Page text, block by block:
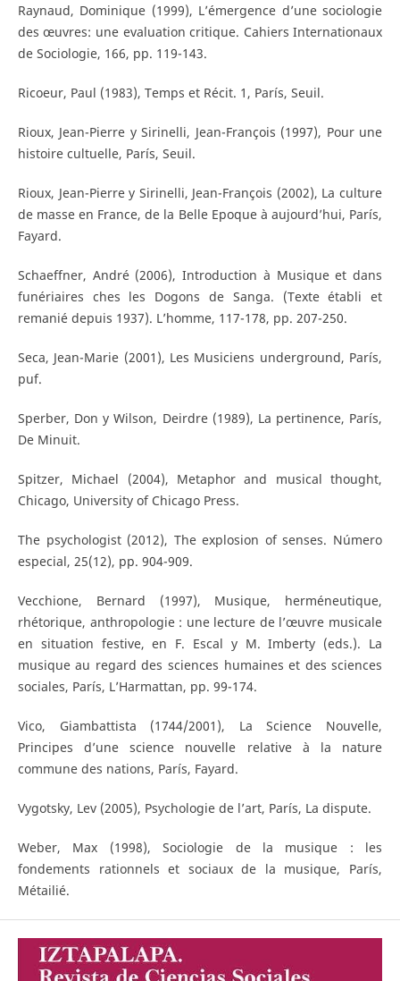
Raynaud, Dominique (1999), L’émergence d’une sociologie
des œuvres: une evaluation critique. Cahiers Internationaux
de Sociologie, 166, pp. 119-143.
Ricoeur, Paul (1983), Temps et Récit. 1, París, Seuil.
Rioux, Jean-Pierre y Sirinelli, Jean-François (1997), Pour une
histoire cultuelle, París, Seuil.
Rioux, Jean-Pierre y Sirinelli, Jean-François (2002), La culture
de masse en France, de la Belle Epoque à aujourd’hui, París,
Fayard.
Schaeffner, André (2006), Introduction à Musique et dans
funériaires ches les Dogons de Sanga. (Texte établi et
remanié depuis 1937). L’homme, 117-178, pp. 207-250.
Seca, Jean-Marie (2001), Les Musiciens underground, París,
puf.
Sperber, Don y Wilson, Deirdre (1989), La pertinence, París,
De Minuit.
Spitzer, Michael (2004), Metaphor and musical thought,
Chicago, University of Chicago Press.
The psychologist (2012), The explosion of senses. Número
especial, 25(12), pp. 904-909.
Vecchione, Bernard (1997), Musique, herméneutique,
rhétorique, anthropologie : une lecture de l’œuvre musicale
en situation festive, en F. Escal y M. Imberty (eds.). La
musique au regard des sciences humaines et des sciences
sociales, París, L’Harmattan, pp. 99-174.
Vico, Giambattista (1744/2001), La Science Nouvelle,
Principes d’une science nouvelle relative à la nature
commune des nations, París, Fayard.
Vygotsky, Lev (2005), Psychologie de l’art, París, La dispute.
Weber, Max (1998), Sociologie de la musique : les
fondements rationnels et sociaux de la musique, París,
Métailié.